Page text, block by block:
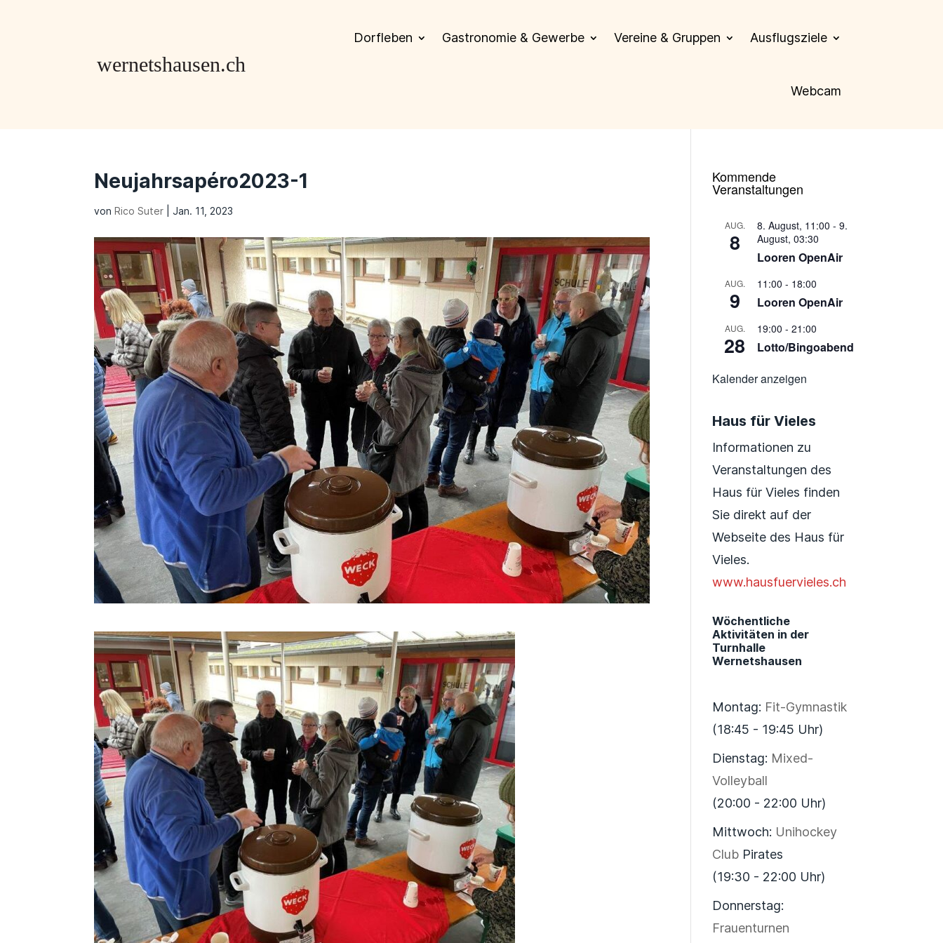
Dorfleben Gastronomie & Gewerbe Vereine & Gruppen Ausflugsziele
Webcam
Neujahrsapéro2023-1
vonRico Suter Jan. 11, 2023
Kommende
Veranstaltungen
AUG.
8
8. August, 11:00 -9.
August, 03:30
Looren OpenAir
AUG.
9
11:00 - 18:00
Looren OpenAir
AUG.
28
19:00 -21:00
Lotto/Bingoabend
Kalender anzeigen
Haus für Vieles
Informationen zu
Veranstaltungen des
Haus für Vieles finden
Sie direkt auf der
Webseite des Haus für
Vieles.
www.hausfuervieles.ch
Wöchentliche
Aktivitäten in der
Turnhalle
Wernetshausen
Montag: Fit-Gymnastik
(18:45 - 19:45 Uhr)
Dienstag: Mixed-
Volleyball
(20:00 - 22:00 Uhr)
Mittwoch: Unihockey
Club Pirates
(19:30 - 22:00 Uhr)
Donnerstag:
Frauenturnen